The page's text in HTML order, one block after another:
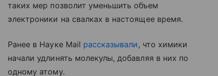
таких мер позволит уменьшить объем
электроники на свалках в настоящее время.
Ранее в Науке Mail рассказывали, что химики
начали удлинять молекулы, добавляя в них по
одному атому.